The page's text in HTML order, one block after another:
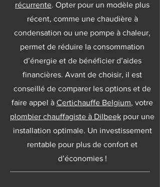
récurrente. Opter pour un modèle plus
récent, comme une chaudière à
condensation ou une pompe à chaleur,
permet de réduire la consommation
d’énergie et de bénéficier d’aides
financières. Avant de choisir, il est
conseillé de comparer les options et de
faire appel à Certichauffe Belgium, votre
plombier chauffagiste à Dilbeek pour une
installation optimale. Un investissement
rentable pour plus de confort et
d’économies !